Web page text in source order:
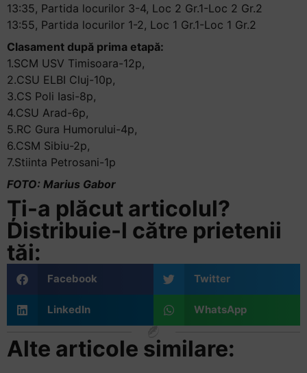
13:35, Partida locurilor 3-4, Loc 2 Gr.1-Loc 2 Gr.2
13:55, Partida locurilor 1-2, Loc 1 Gr.1-Loc 1 Gr.2
Clasament după prima etapă:
1.SCM USV Timisoara-12p,
2.CSU ELBI Cluj-10p,
3.CS Poli Iasi-8p,
4.CSU Arad-6p,
5.RC Gura Humorului-4p,
6.CSM Sibiu-2p,
7.Stiinta Petrosani-1p
FOTO: Marius Gabor
Ți-a plăcut articolul?
Distribuie-l către prietenii
tăi:
Facebook Twitter
LinkedIn WhatsApp
Alte articole similare: